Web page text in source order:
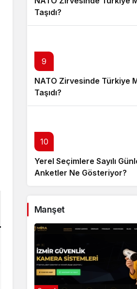
Taşıdı?
9
NATO Zirvesinde Türkiye
Taşıdı?
10
Yerel Seçimlere Sayılı
Anketler Ne Gösteriyor?
Manşet